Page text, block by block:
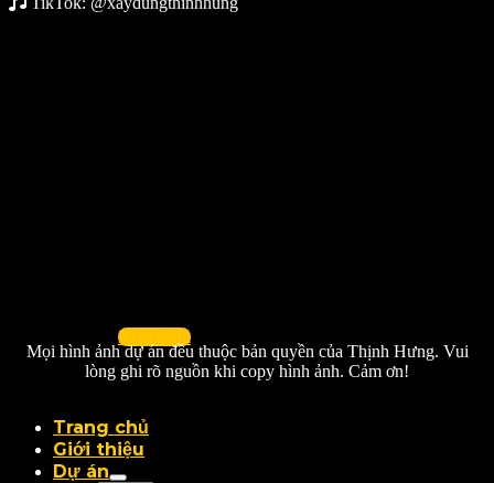
Xem thêm
Mọi hình ảnh dự án đều thuộc bản quyền của Thịnh Hưng. Vui
lòng ghi rõ nguồn khi copy hình ảnh. Cảm ơn!
Trang chủ
Giới thiệu
Dự án